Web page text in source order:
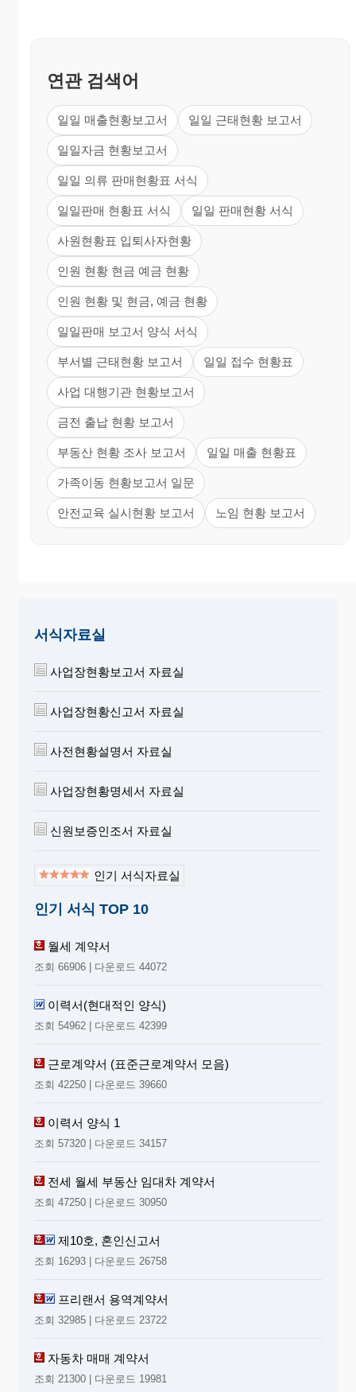
연관 검색어
일일 매출현황보고서 일일 근태현황 보고서
일일자금 현황보고서
일일 의류 판매현황표 서식
일일판매 현황표 서식 일일 판매현황 서식
사원현황표 입퇴사자현황
인원 현황 현금 예금 현황
인원 현황 및 현금, 예금 현황
일일판매 보고서 양식 서식
부서별 근태현황 보고서 일일 접수 현황표
사업 대행기관 현황보고서
금전 출납 현황 보고서
부동산 현황 조사 보고서 일일 매출 현황표
가족이동 현황보고서 일문
안전교육 실시현황 보고서 노임 현황 보고서
서식자료실
사업장현황보고서 자료실
사업장현황신고서 자료실
사전현황설명서 자료실
사업장현황명세서 자료실
신원보증인조서 자료실
인기 서식자료실
인기 서식 TOP 10
월세 계약서
조회 66906 | 다운로드 44072
이력서(현대적인 양식)
조회 54962 | 다운로드 42399
근로계약서 (표준근로계약서 모음)
조회 42250 | 다운로드 39660
이력서 양식 1
조회 57320 | 다운로드 34157
전세 월세 부동산 임대차 계약서
조회 47250 | 다운로드 30950
제10호, 혼인신고서
조회 16293 | 다운로드 26758
프리랜서 용역계약서
조회 32985 | 다운로드 23722
자동차 매매 계약서
조회 21300 | 다운로드 19981